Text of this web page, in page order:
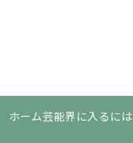
ホーム芸能界に入るには